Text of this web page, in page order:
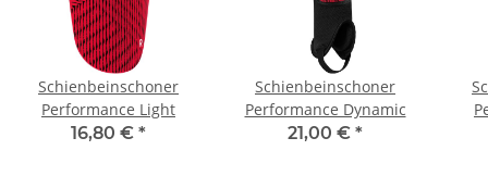
Schienbeinschoner
Performance Light
16,80 € *
Schienbeinschoner
Performance Dynamic
21,00 € *